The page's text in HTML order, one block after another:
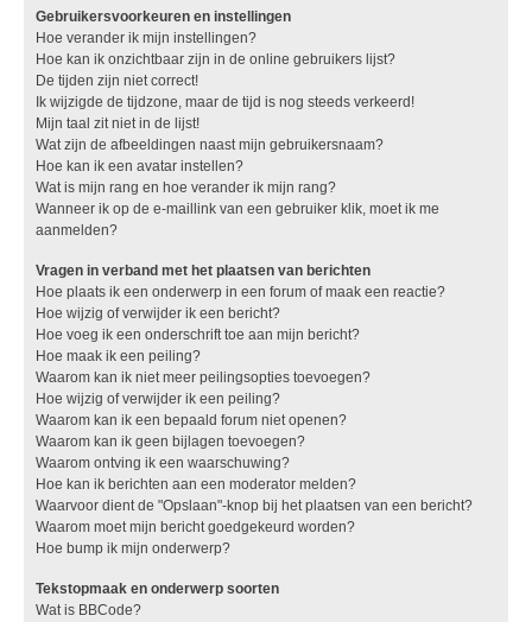
Gebruikersvoorkeuren en instellingen
Hoe verander ik mijn instellingen?
Hoe kan ik onzichtbaar zijn in de online gebruikers lijst?
De tijden zijn niet correct!
Ik wijzigde de tijdzone, maar de tijd is nog steeds verkeerd!
Mijn taal zit niet in de lijst!
Wat zijn de afbeeldingen naast mijn gebruikersnaam?
Hoe kan ik een avatar instellen?
Wat is mijn rang en hoe verander ik mijn rang?
Wanneer ik op de e-maillink van een gebruiker klik, moet ik me
aanmelden?
Vragen in verband met het plaatsen van berichten
Hoe plaats ik een onderwerp in een forum of maak een reactie?
Hoe wijzig of verwijder ik een bericht?
Hoe voeg ik een onderschrift toe aan mijn bericht?
Hoe maak ik een peiling?
Waarom kan ik niet meer peilingsopties toevoegen?
Hoe wijzig of verwijder ik een peiling?
Waarom kan ik een bepaald forum niet openen?
Waarom kan ik geen bijlagen toevoegen?
Waarom ontving ik een waarschuwing?
Hoe kan ik berichten aan een moderator melden?
Waarvoor dient de "Opslaan"-knop bij het plaatsen van een bericht?
Waarom moet mijn bericht goedgekeurd worden?
Hoe bump ik mijn onderwerp?
Tekstopmaak en onderwerp soorten
Wat is BBCode?